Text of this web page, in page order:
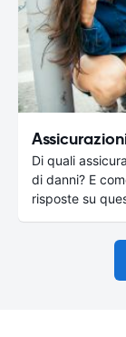
Di quali
di danni? E
risposte su